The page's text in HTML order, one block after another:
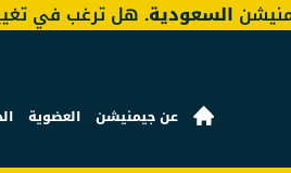
عن جيمنيشن العضوية
السعودية. هل ترغب في